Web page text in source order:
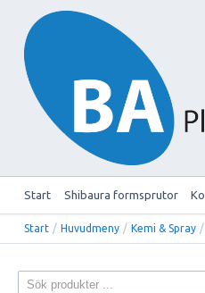
Start Shibaura formsprutor
Start / Huvudmeny / Kemi & Spray /